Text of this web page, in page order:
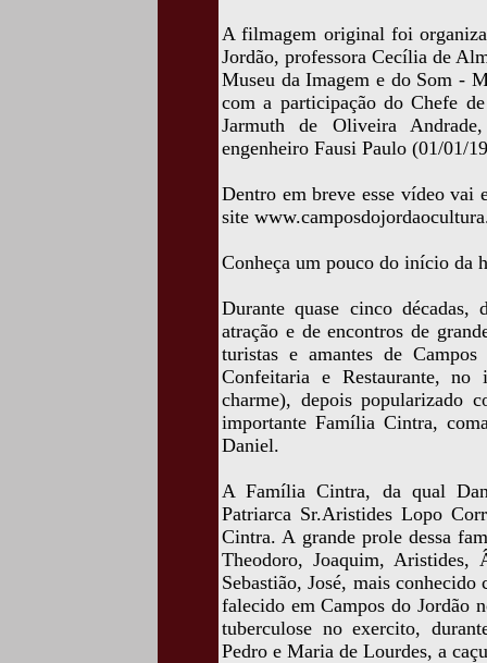
A filmagem original foi
Jordão, professora Cecília de
Museu da Imagem e do Som -
com a participação do Chefe
Jarmuth de Oliveira
engenheiro Fausi Paulo (01/01/
Dentro em breve esse vídeo vai
site
Conheça um pouco do início da
Durante quase cinco
atração e de encontros de
turistas e amantes de
Confeitaria e Restaurante,
charme), depois popularizado
importante Família Cintra,
Daniel.
A Família Cintra, da qual
Patriarca Sr.Aristides Lopo
Cintra. A grande prole dessa
Theodoro, Joaquim,
Sebastião, José, mais
falecido em Campos do Jordão
tuberculose no exercito,
Pedro e Maria de Lourdes, a